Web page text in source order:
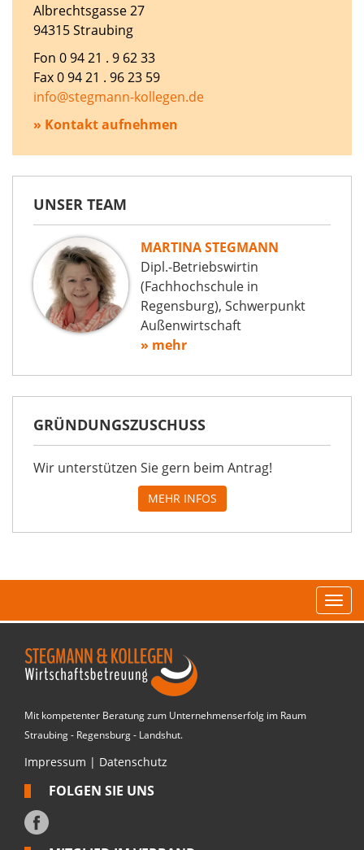
Albrechtsgasse 27
94315 Straubing
Fon 0 94 21 . 9 62 33
Fax 0 94 21 . 96 23 59
info@stegmann-kollegen.de
» Kontakt aufnehmen
UNSER TEAM
MARTINA STEGMANN
Dipl.-Betriebswirtin
(Fachhochschule in
Regensburg), Schwerpunkt
Außenwirtschaft
» mehr
GRÜNDUNGSZUSCHUSS
Wir unterstützen Sie gern beim Antrag!
MEHR INFOS
Mit kompetenter Beratung zum Unternehmenserfolg im Raum
Straubing - Regensburg - Landshut.
Impressum | Datenschutz
FOLGEN SIE UNS